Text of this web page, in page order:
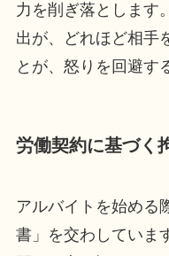
力を削ぎ落とします
出が、どれほど相手
とが、怒りを回避す
労働契約に基づく
アルバイトを始める
書」を交わしていま